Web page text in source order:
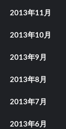
2013年11月
2013年10月
2013年9月
2013年8月
2013年7月
2013年6月